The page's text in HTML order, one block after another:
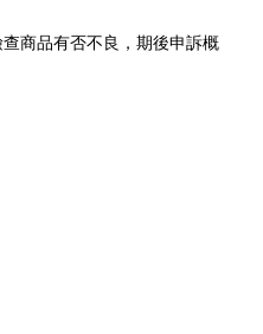
商品有否不良，期後申訴概